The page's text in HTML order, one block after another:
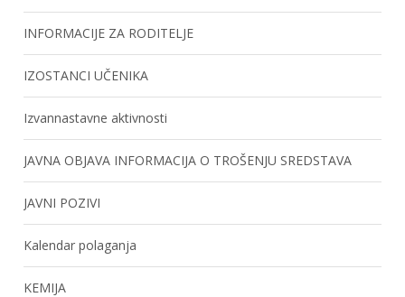
INFORMACIJE ZA RODITELJE
IZOSTANCI UČENIKA
Izvannastavne aktivnosti
JAVNA OBJAVA INFORMACIJA O TROŠENJU SREDSTAVA
JAVNI POZIVI
Kalendar polaganja
KEMIJA